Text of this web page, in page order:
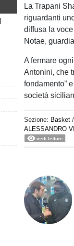
La Trapani
riguardanti
diffusa la
Notae,
A fermare
Antonini, che
fondamento”
società
Sezione: Basket
ALESSANDRO
vedi letture